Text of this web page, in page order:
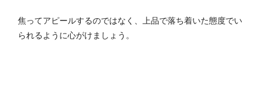
焦ってアピールするのではなく、上品で落ち着いた態度でい
られるように心がけましょう。